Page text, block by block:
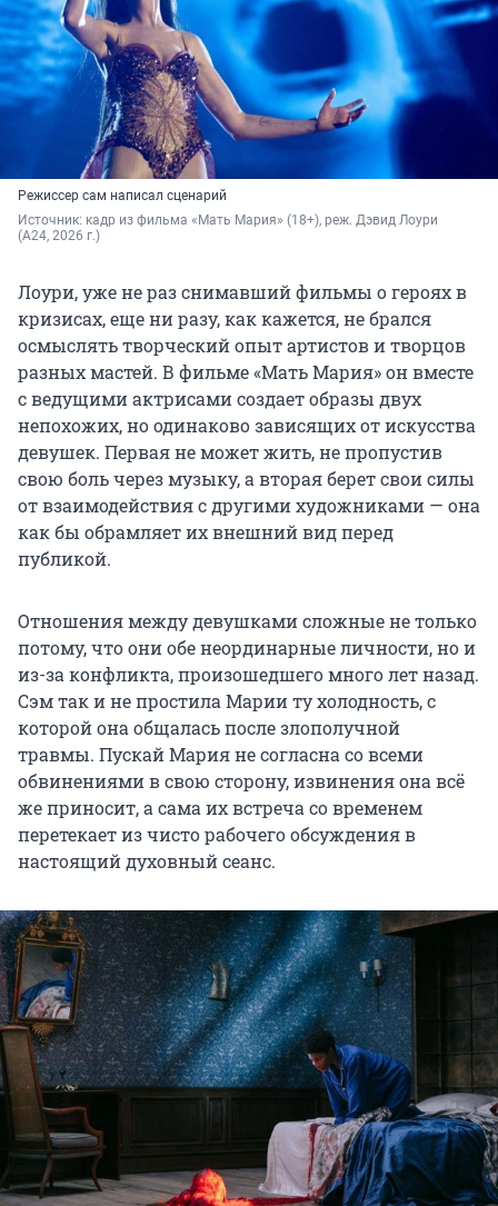
Режиссер сам написал сценарий
Источник: кадр из фильма «Мать Мария» (18+), реж. Дэвид Лоури
(A24, 2026 г.)
Лоури, уже не раз снимавший фильмы о героях в
кризисах, еще ни разу, как кажется, не брался
осмыслять творческий опыт артистов и творцов
разных мастей. В фильме «Мать Мария» он вместе
с ведущими актрисами создает образы двух
непохожих, но одинаково зависящих от искусства
девушек. Первая не может жить, не пропустив
свою боль через музыку, а вторая берет свои силы
от взаимодействия с другими художниками — она
как бы обрамляет их внешний вид перед
публикой.
Отношения между девушками сложные не только
потому, что они обе неординарные личности, но и
из-за конфликта, произошедшего много лет назад.
Сэм так и не простила Марии ту холодность, с
которой она общалась после злополучной
травмы. Пускай Мария не согласна со всеми
обвинениями в свою сторону, извинения она всё
же приносит, а сама их встреча со временем
перетекает из чисто рабочего обсуждения в
настоящий духовный сеанс.